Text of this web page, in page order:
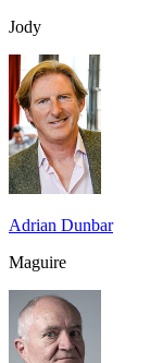
Jody
Adrian Dunbar
Maguire